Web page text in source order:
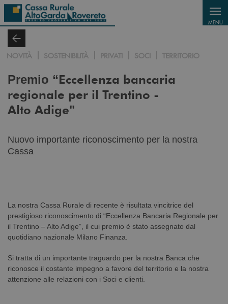
Salta al contenuto principale
MENU
NOVITÀ SOSTENIBILITÀ PRIVATI SOCI TERRITORIO
Premio “Eccellenza bancaria
regionale per il Trentino -
Alto Adige"
Nuovo importante riconoscimento per la nostra
Cassa
La nostra Cassa Rurale di recente è risultata vincitrice del
prestigioso riconoscimento di “Eccellenza Bancaria Regionale per
il Trentino – Alto Adige”, il cui premio è stato assegnato dal
quotidiano nazionale Milano Finanza.
Si tratta di un importante traguardo per la nostra Banca che
riconosce il costante impegno a favore del territorio e la nostra
attenzione alle relazioni con i Soci e clienti.